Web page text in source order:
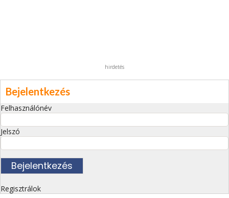
hirdetés
Bejelentkezés
Felhasználónév
Jelszó
Regisztrálok